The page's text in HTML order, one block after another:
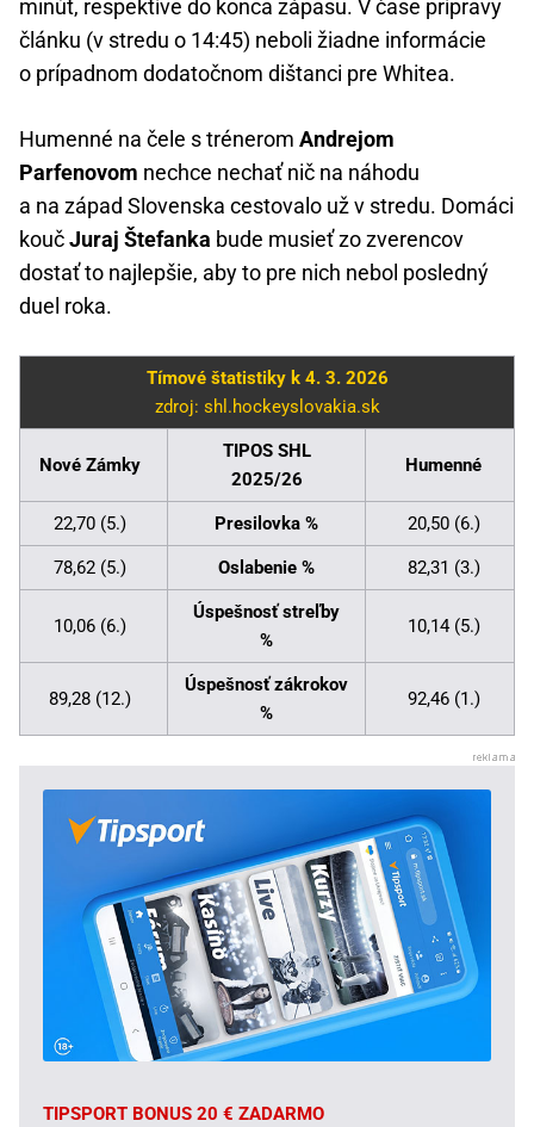
minút, respektíve do konca zápasu. V čase prípravy
článku (v stredu o 14:45) neboli žiadne informácie
o prípadnom dodatočnom dištanci pre Whitea.
Humenné na čele s trénerom Andrejom
Parfenovom nechce nechať nič na náhodu
a na západ Slovenska cestovalo už v stredu. Domáci
koučJuraj Štefanka bude musieť zo zverencov
dostať to najlepšie, aby to pre nich nebol posledný
duel roka.
Tímové štatistiky k 4. 3. 2026
zdroj: shl.hockeyslovakia.sk
Nové Zámky
TIPOS SHL
2025/26
Humenné
22,70 (5.) Presilovka % 20,50 (6.)
78,62 (5.) Oslabenie % 82,31 (3.)
10,06 (6.)
Úspešnosť streľby
%
10,14 (5.)
89,28 (12.)
Úspešnosť zákrokov
%
92,46 (1.)
TIPSPORT BONUS 20 € ZADARMO